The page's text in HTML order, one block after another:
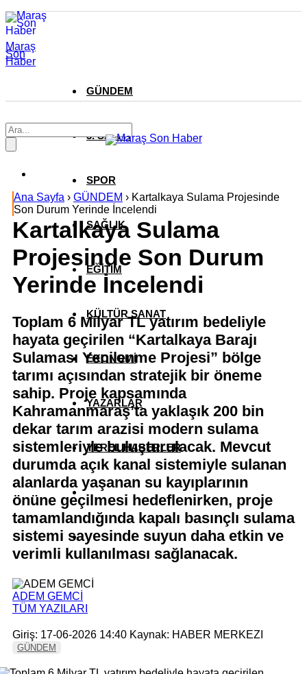
Maraş
Son
Haber
GÜNDEM
3. SAYFA
SPOR
SAĞLIK
EĞİTİM
KÜLTÜR SANAT
EKONOMİ
YAZARLAR
YEREL HABERLER
Ana Sayfa › GÜNDEM › Kartalkaya Sulama Projesinde
Son Durum Yerinde İncelendi
Kartalkaya Sulama
Projesinde Son Durum
Yerinde İncelendi
Toplam 6 Milyar TL yatırım bedeliyle
hayata geçirilen “Kartalkaya Barajı
Sulaması Yenilenme Projesi” bölge
tarımı açısından stratejik bir öneme
sahip. Proje kapsamında
Kahramanmaraş’ta yaklaşık 200 bin
dekar tarım arazisi modern sulama
sistemleriyle buluşturulacak. Mevcut
durumda açık kanal sistemiyle sulanan
alanlarda yaşanan su kayıplarının
önüne geçilmesi hedeflenirken, proje
tamamlandığında kapalı basınçlı sulama
sistemi sayesinde suyun daha etkin ve
verimli kullanılması sağlanacak.
ADEM GEMCİ
TÜM YAZILARI
Giriş: 17-06-2026 14:40 Kaynak: HABER MERKEZI
GÜNDEM